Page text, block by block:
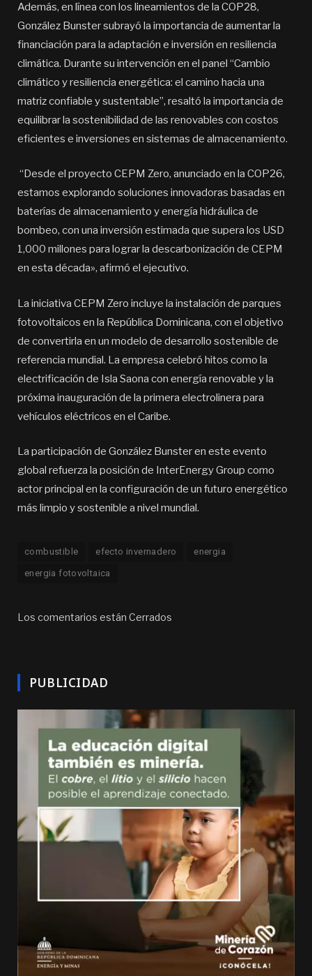
Además, en línea con los lineamientos de la COP28,
González Bunster subrayó la importancia de aumentar la
financiación para la adaptación e inversión en resiliencia
climática. Durante su intervención en el panel “Cambio
climático y resiliencia energética: el camino hacia una
matriz confiable y sustentable”, resaltó la importancia de
equilibrar la sostenibilidad de las renovables con costos
eficientes e inversiones en sistemas de almacenamiento.
“Desde el proyecto CEPM Zero, anunciado en la COP26,
estamos explorando soluciones innovadoras basadas en
baterías de almacenamiento y energía hidráulica de
bombeo, con una inversión estimada que supera los USD
1,000 millones para lograr la descarbonización de CEPM
en esta década», afirmó el ejecutivo.
La iniciativa CEPM Zero incluye la instalación de parques
fotovoltaicos en la República Dominicana, con el objetivo
de convertirla en un modelo de desarrollo sostenible de
referencia mundial. La empresa celebró hitos como la
electrificación de Isla Saona con energía renovable y la
próxima inauguración de la primera electrolinera para
vehículos eléctricos en el Caribe.
La participación de González Bunster en este evento
global refuerza la posición de InterEnergy Group como
actor principal en la configuración de un futuro energético
más limpio y sostenible a nivel mundial.
combustible efecto invernadero energia
energia fotovoltaica
Los comentarios están Cerrados
PUBLICIDAD